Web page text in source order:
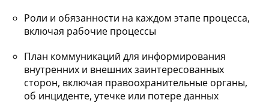
Роли и обязанности на каждом этапе процесса,
включая рабочие процессы
План коммуникаций для информирования
внутренних и внешних заинтересованных
сторон, включая правоохранительные органы,
об инциденте, утечке или потере данных